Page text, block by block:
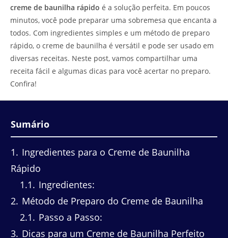
creme de baunilha rápido é a solução perfeita. Em poucos
minutos, você pode preparar uma sobremesa que encanta a
todos. Com ingredientes simples e um método de preparo
rápido, o creme de baunilha é versátil e pode ser usado em
diversas receitas. Neste post, vamos compartilhar uma
receita fácil e algumas dicas para você acertar no preparo.
Confira!
Sumário
1
Ingredientes para o Creme de Baunilha
Rápido
1.1
Ingredientes:
2 Método de Preparo do Creme de Baunilha
2.1
Passo a Passo:
3 Dicas para um Creme de Baunilha Perfeito